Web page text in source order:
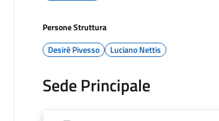
Persone Struttura
Desiré Pivesso
Luciano Nettis
Sede Principale